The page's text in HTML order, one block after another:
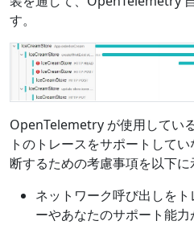
す。
OpenTelemetry が使用してい
トのトレースをサポートして
断するための考慮事項を以下に
ネットワーク呼び出しを
ーやあなたのサポート能